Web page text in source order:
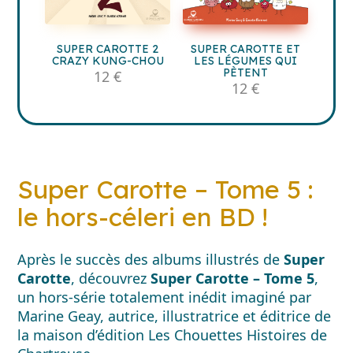
SUPER CAROTTE 2
CRAZY KUNG-CHOU
12 €
SUPER CAROTTE ET
LES LÉGUMES QUI
PÈTENT
12 €
Super Carotte – Tome 5 :
le hors-céleri en BD !
Après le succès des albums illustrés deSuper
Carotte, découvrezSuper Carotte – Tome 5,
un hors-série totalement inédit imaginé par
Marine Geay, autrice, illustratrice et éditrice de
la maison d’édition Les Chouettes Histoires de